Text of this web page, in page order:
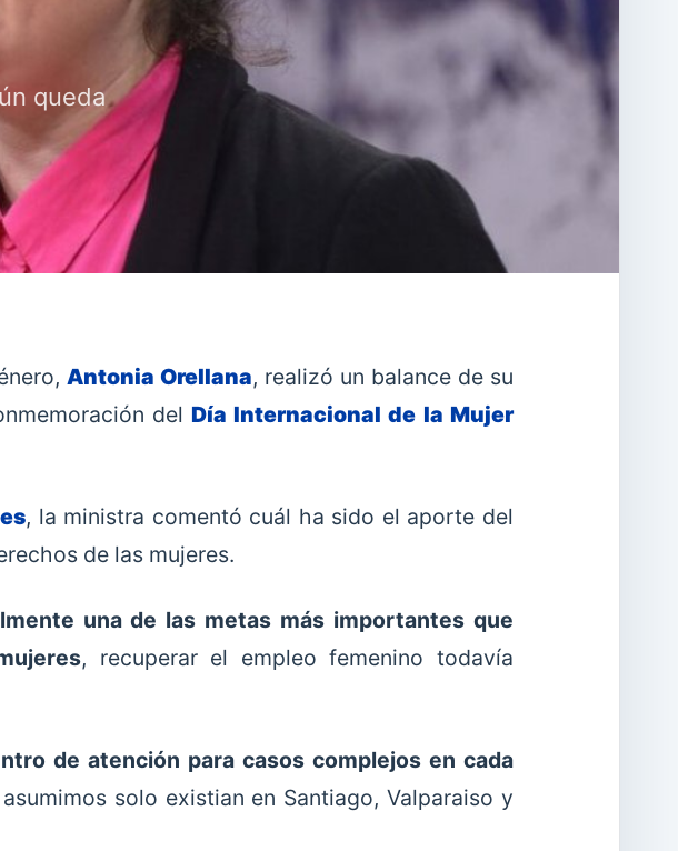
queda
Antonia Orellana, realizó un balance de su
del Día Internacional de la Mujer
, la ministra comentó cuál ha sido el aporte del
de las mujeres.
una de las metas más importantes que
, recuperar el empleo femenino todavía
de atención para casos complejos en cada
solo existian en Santiago, Valparaiso y